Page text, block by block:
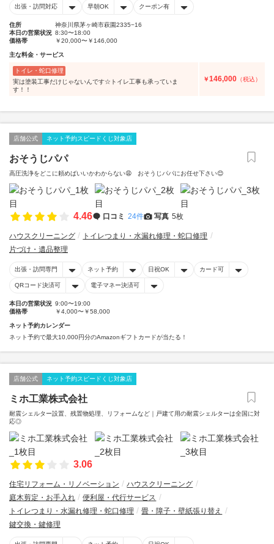
出張・訪問対応 早朝OK クーポン有
住所
神奈川県茅ヶ崎市萩園2335−16
本日の営業状況 8:30〜18:00
価格帯
￥20,000〜￥146,000
主な料金・サービス
トイレ・蛇口修理
実は塗装工事だけじゃないんです☆トイレ工事も承っていま
す！！
￥146,000 （税込）
店舗公式 ネット予約スピードくじ対象店
おそうじパパ
高圧洗浄をどこに頼めばいいかわからない😩 おそうじパパにお任せ下さい😊
4.46 口コミ 24件 写真 5枚
ハウスクリーニング
トイレつまり・水漏れ修理・蛇口修理
片づけ・遺品整理
出張・訪問専門 ネット予約 日祝OK カード可
QRコード決済可 電子マネー決済可
本日の営業状況 9:00〜19:00
価格帯
￥4,000〜￥58,000
ネット予約カレンダー
ネット予約で最大10,000円分のAmazonギフトカードが当たる！
店舗公式 ネット予約スピードくじ対象店
ミホ工業株式会社
耐震シェルター設置、残置物処理、リフォームなど｜戸建て用の耐震シェルターは全国に対
応◎
3.06
住宅リフォーム・リノベーション
ハウスクリーニング
庭木剪定・お手入れ
便利屋・代行サービス
トイレつまり・水漏れ修理・蛇口修理
畳・障子・壁紙張り替え
鍵交換・鍵修理